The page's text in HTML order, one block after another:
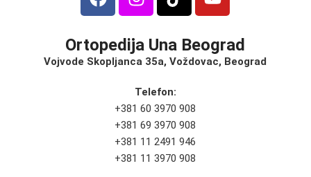
Ortopedija Una Beograd
Vojvode Skopljanca 35a, Voždovac, Beograd
Telefon:
+381 60 3970 908
+381 69 3970 908
+381 11 2491 946
+381 11 3970 908